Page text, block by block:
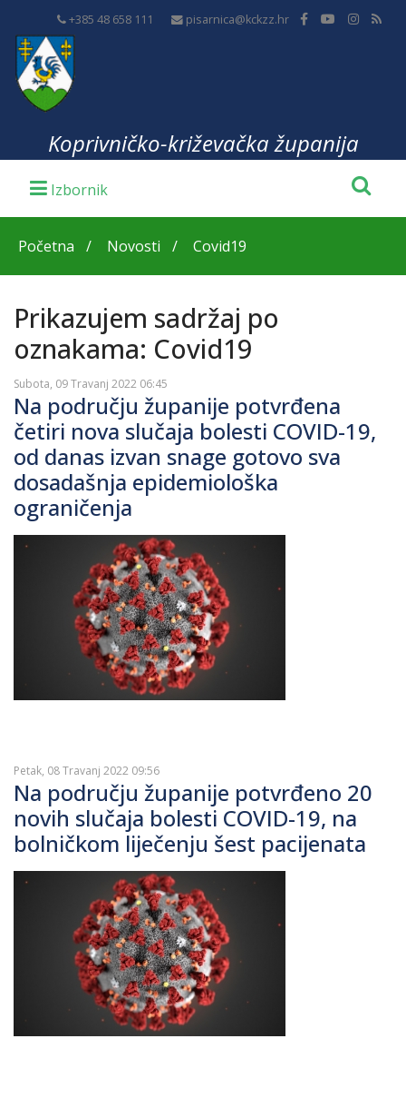
+385 48 658 111 pisarnica@kckzz.hr
Koprivničko-križevačka županija
Početna Novosti Covid19
Prikazujem sadržaj po
oznakama: Covid19
Subota, 09 Travanj 2022 06:45
Na području županije potvrđena
četiri nova slučaja bolesti COVID-19,
od danas izvan snage gotovo sva
dosadašnja epidemiološka
ograničenja
Petak, 08 Travanj 2022 09:56
Na području županije potvrđeno 20
novih slučaja bolesti COVID-19, na
bolničkom liječenju šest pacijenata